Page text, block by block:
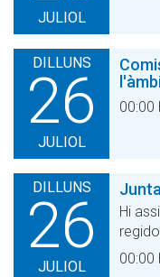
JULIOL
DILLUNS
26
JULIOL
00:00
DILLUNS
26
JULIOL
Hi
00:00